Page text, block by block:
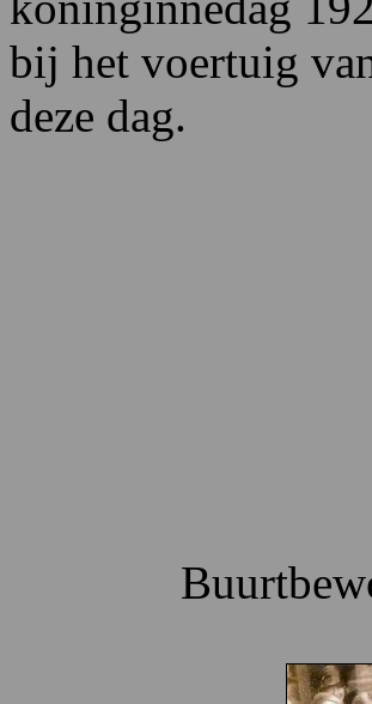
bij het voertuig
deze dag.